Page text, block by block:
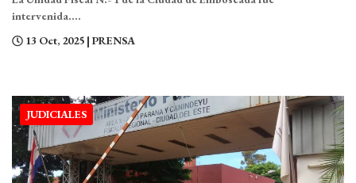
intervenida....
13 Oct, 2025 | PRENSA
JUDICIALES